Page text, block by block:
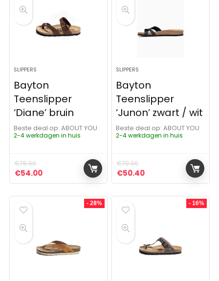
SLIPPERS
Bayton
Teenslipper
‘Diane’ bruin
Beste deal op:
ABOUT YOU
2-4 werkdagen in huis
€75.00
Oorspronkelijke prijs was: €75.00.
€54.00Huidige prijs is: €54.00.
SLIPPERS
Bayton
Teenslipper
‘Junon’ zwart / wit
Beste deal op:
ABOUT YOU
2-4 werkdagen in huis
€70.00
Oorspronkelijke prijs was:
€50.40Huidige prijs is:
- 28% - 16%